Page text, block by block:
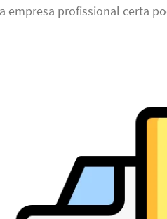
empresa profissional certa